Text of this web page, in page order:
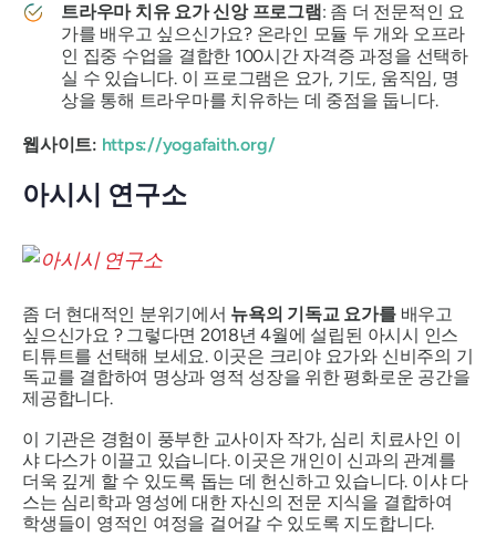
트라우마 치유 요가 신앙 프로그램: 좀 더 전문적인 요
가를 배우고 싶으신가요? 온라인 모듈 두 개와 오프라
인 집중 수업을 결합한 100시간 자격증 과정을 선택하
실 수 있습니다. 이 프로그램은 요가, 기도, 움직임, 명
상을 통해 트라우마를 치유하는 데 중점을 둡니다.
웹사이트: https://yogafaith.org/
아시시 연구소
좀 더 현대적인 분위기에서 뉴욕의 기독교 요가를배우고
싶으신가요 ? 그렇다면 2018년 4월에 설립된 아시시 인스
티튜트를 선택해 보세요. 이곳은 크리야 요가와 신비주의 기
독교를 결합하여 명상과 영적 성장을 위한 평화로운 공간을
제공합니다.
이 기관은 경험이 풍부한 교사이자 작가, 심리 치료사인 이
샤 다스가 이끌고 있습니다. 이곳은 개인이 신과의 관계를
더욱 깊게 할 수 있도록 돕는 데 헌신하고 있습니다. 이샤 다
스는 심리학과 영성에 대한 자신의 전문 지식을 결합하여
학생들이 영적인 여정을 걸어갈 수 있도록 지도합니다.